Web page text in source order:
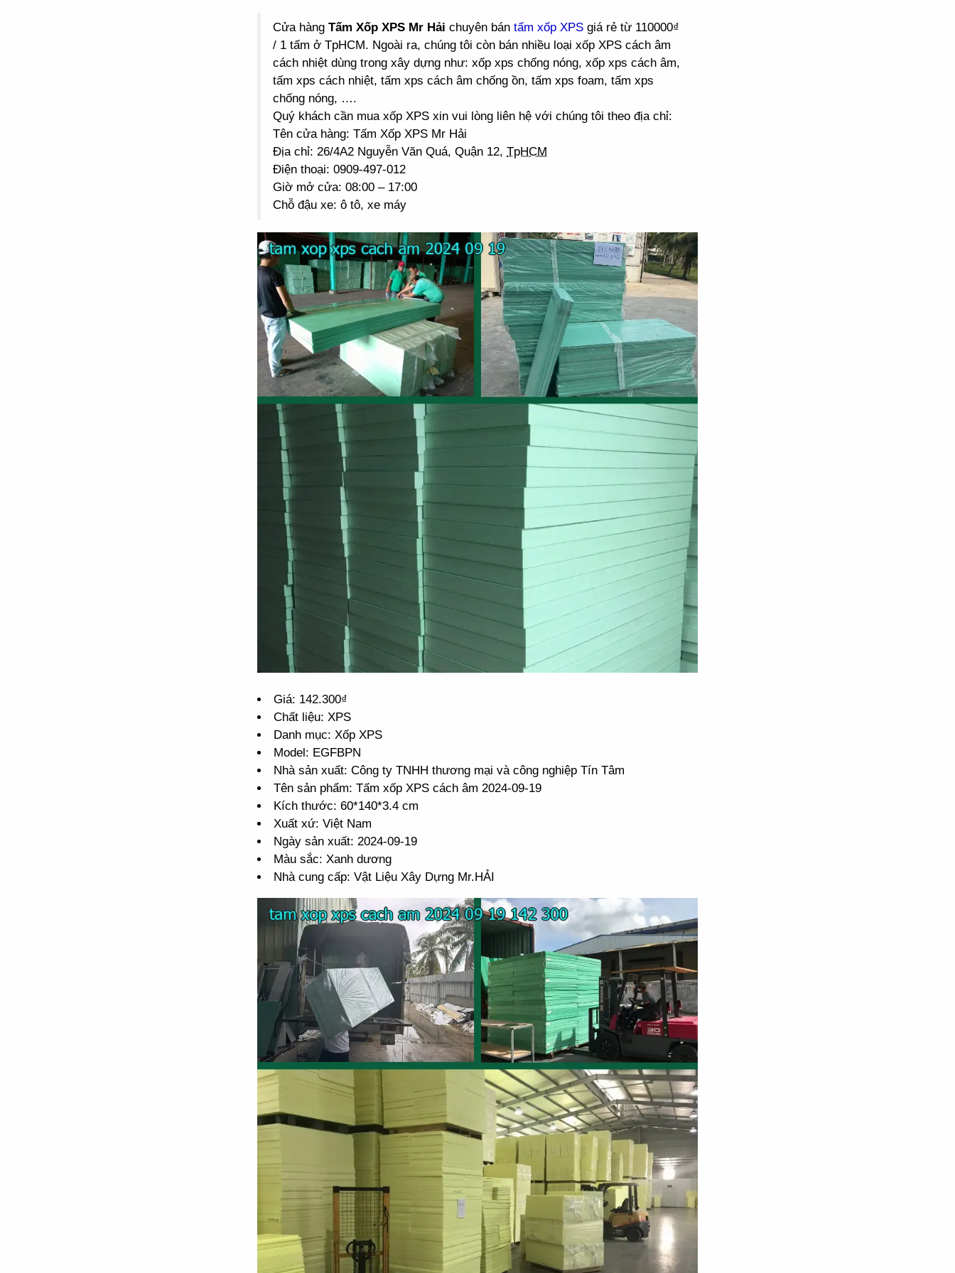
Cửa hàng Tấm Xốp XPS Mr Hải chuyên bán tấm xốp XPS giá rẻ từ 110000₫
/ 1 tấm ở TpHCM. Ngoài ra, chúng tôi còn bán nhiều loại xốp XPS cách âm
cách nhiệt dùng trong xây dựng như: xốp xps chống nóng, xốp xps cách âm,
tấm xps cách nhiệt, tấm xps cách âm chống ồn, tấm xps foam, tấm xps
chống nóng, ….
Quý khách cần mua xốp XPS xin vui lòng liên hệ với chúng tôi theo địa chỉ:
Tên cửa hàng: Tấm Xốp XPS Mr Hải
Địa chỉ: 26/4A2 Nguyễn Văn Quá, Quận 12, TpHCM
Điện thoại: 0909-497-012
Giờ mở cửa: 08:00 – 17:00
Chỗ đậu xe: ô tô, xe máy
Giá: 142.300₫
Chất liệu: XPS
Danh mục: Xốp XPS
Model: EGFBPN
Nhà sản xuất: Công ty TNHH thương mại và công nghiệp Tín Tâm
Tên sản phẩm: Tấm xốp XPS cách âm 2024-09-19
Kích thước: 60*140*3.4 cm
Xuất xứ: Việt Nam
Ngày sản xuất: 2024-09-19
Màu sắc: Xanh dương
Nhà cung cấp: Vật Liệu Xây Dựng Mr.HẢI